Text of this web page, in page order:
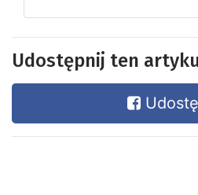
Udostępnij ten